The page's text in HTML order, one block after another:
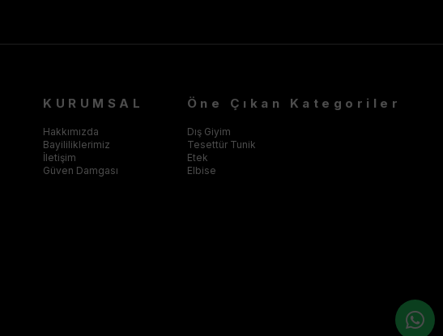
KURUMSAL
Hakkımızda
Bayililiklerimiz
İletişim
Güven Damgası
Öne Çıkan Kategoriler
Dış Giyim
Tesettür Tunik
Etek
Elbise